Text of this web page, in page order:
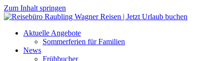
Zum Inhalt springen
Aktuelle Angebote
Sommerferien für Familien
News
Frühbucher